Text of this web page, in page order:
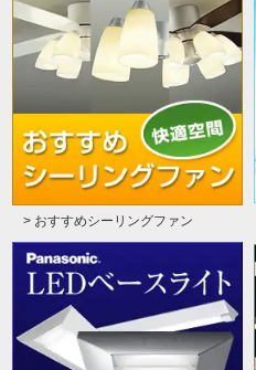
> おすすめシーリングファン